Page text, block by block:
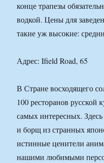
конце трапезы
водкой. Цены для
такие уж высокие:
Адрес: Ifield Road, 65
В Стране восходящего
100 ресторанов
самых интересных.
и борщ из странных
истинные ценители
нашими любимыми